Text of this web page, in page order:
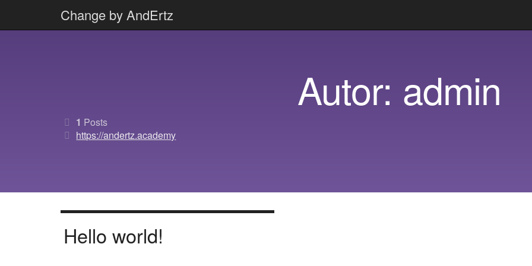
Change by AndErtz
Autor: admin
1 Posts
https://andertz.academy
Hello world!